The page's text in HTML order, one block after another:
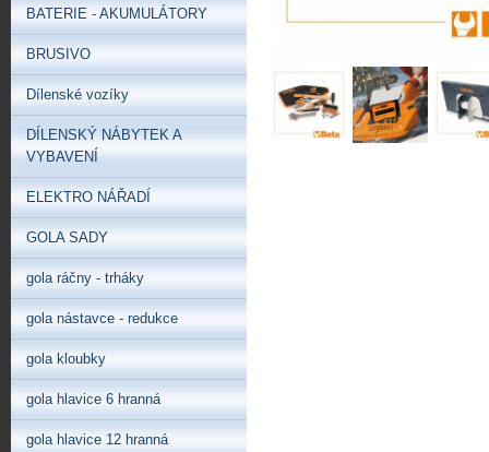
BATERIE - AKUMULÁTORY
BRUSIVO
Dílenské vozíky
DÍLENSKÝ NÁBYTEK A
VYBAVENÍ
ELEKTRO NÁŘADÍ
GOLA SADY
gola ráčny - trháky
gola nástavce - redukce
gola kloubky
gola hlavice 6 hranná
gola hlavice 12 hranná